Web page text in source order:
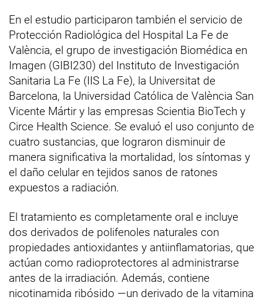
En el estudio participaron también el servicio de
Protección Radiológica del Hospital La Fe de
València, el grupo de investigación Biomédica en
Imagen (GIBI230) del Instituto de Investigación
Sanitaria La Fe (IIS La Fe), la Universitat de
Barcelona, la Universidad Católica de València San
Vicente Mártir y las empresas Scientia BioTech y
Circe Health Science. Se evaluó el uso conjunto de
cuatro sustancias, que lograron disminuir de
manera significativa la mortalidad, los síntomas y
el daño celular en tejidos sanos de ratones
expuestos a radiación.
El tratamiento es completamente oral e incluye
dos derivados de polifenoles naturales con
propiedades antioxidantes y antiinflamatorias, que
actúan como radioprotectores al administrarse
antes de la irradiación. Además, contiene
nicotinamida ribósido —un derivado de la vitamina